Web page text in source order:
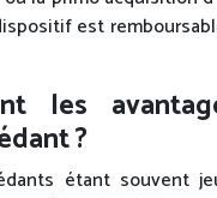
est
les
?
étant souvent